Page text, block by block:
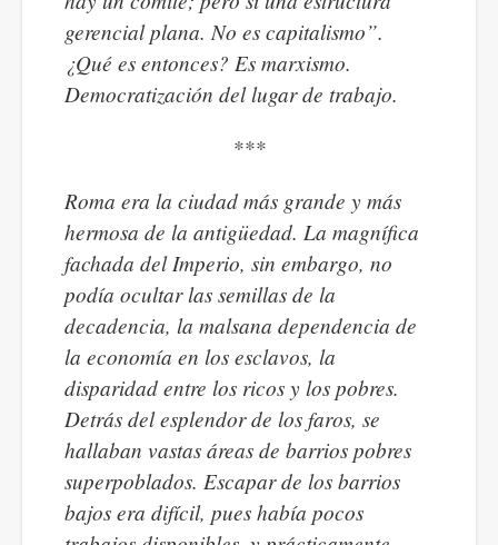
gerencial plana. No es capitalismo”.
¿Qué es entonces? Es marxismo.
Democratización del lugar de trabajo.
***
Roma era la ciudad más grande y más
hermosa de la antigüedad. La magnífica
fachada del Imperio, sin embargo, no
podía ocultar las semillas de la
decadencia, la malsana dependencia de
la economía en los esclavos, la
disparidad entre los ricos y los pobres.
Detrás del esplendor de los faros, se
hallaban vastas áreas de barrios pobres
superpoblados. Escapar de los barrios
bajos era difícil, pues había pocos